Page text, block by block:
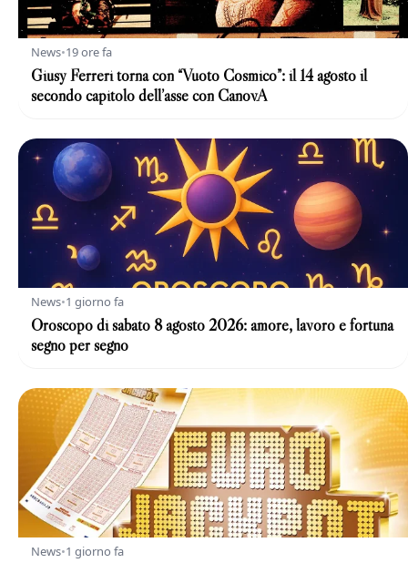
News•19 ore fa
Giusy Ferreri torna con “Vuoto Cosmico”: il 14 agosto il
secondo capitolo dell’asse con CanovA
News•1 giorno fa
Oroscopo di sabato 8 agosto 2026: amore, lavoro e fortuna
segno per segno
News•1 giorno fa